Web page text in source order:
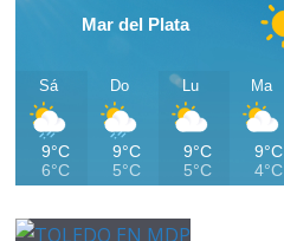
Mar del Plata
Sá
9°C
6°C
Do
9°C
5°C
Lu
9°C
5°C
Ma
9°C
4°C